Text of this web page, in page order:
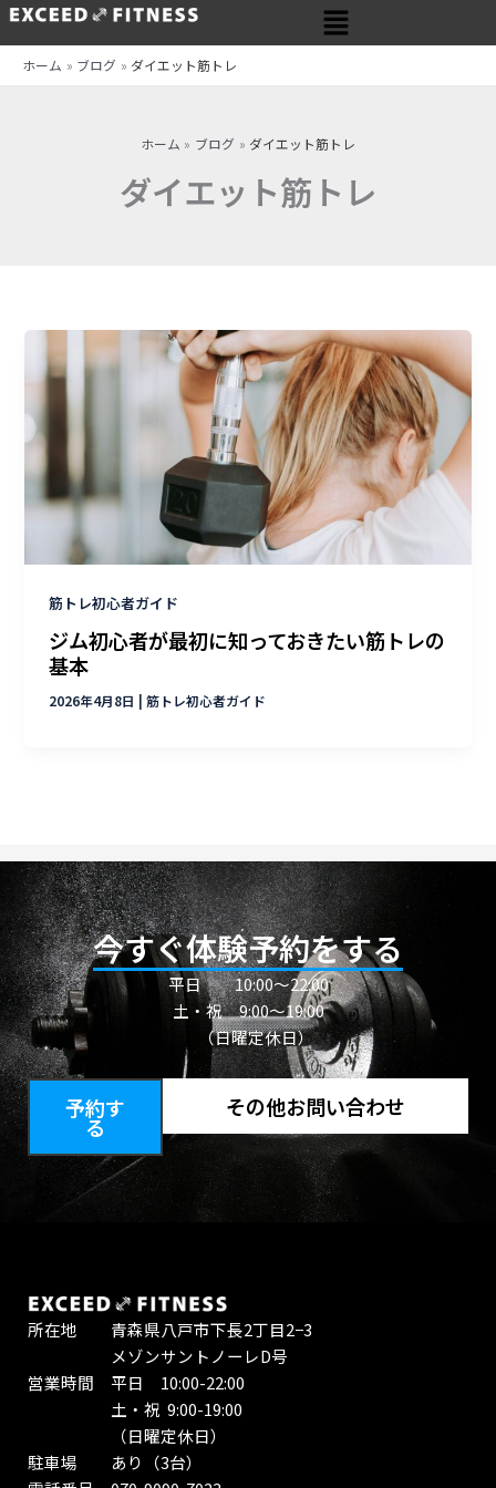
内
メ
ニ
ホーム ブログ ダイエット筋トレ
ホーム ブログ ダイエット筋トレ
ダイエット筋トレ
筋トレ初心者ガイド
ジム初心者が最初に知っておきたい筋トレの
基本
2026年4月8日 |筋トレ初心者ガイド
今すぐ体験予約をする
平日10:00〜22:00
土・祝 9:00～19:00
（日曜定休日）
予約す
る
その他お問い合わせ
所在地 青森県八戸市下長2丁目2−3
メゾンサントノーレD号
営業時間 平日 10:00-22:00
土・祝 9:00-19:00
（日曜定休日）
駐車場 あり（3台）